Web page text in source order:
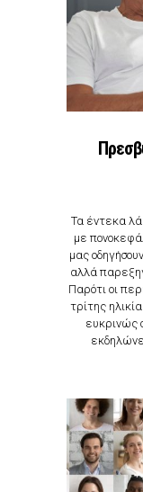
Τα έντεκα
με
μας
αλλά
Παρότι οι
τρίτης
ευκρινώς